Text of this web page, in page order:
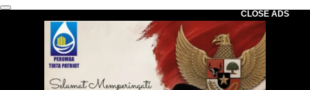
CLOSE ADS